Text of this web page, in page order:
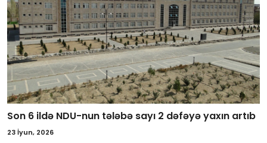
Son 6 ildə NDU-nun tələbə sayı 2 dəfəyə yaxın artıb
23 İyun, 2026